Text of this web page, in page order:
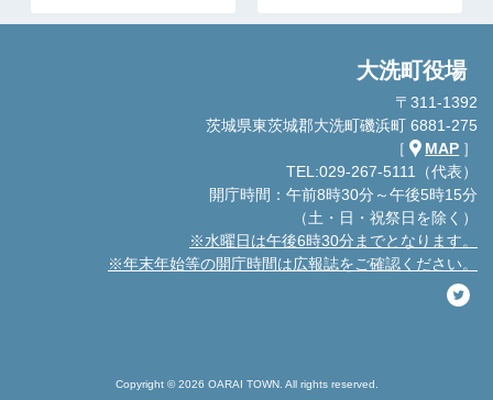
大洗町役場
〒311-1392
茨城県東茨城郡大洗町磯浜町 6881-275
［
MAP ］
TEL:029-267-5111（代表）
開庁時間：午前8時30分～午後5時15分
（土・日・祝祭日を除く）
※水曜日は午後6時30分までとなります。
※年末年始等の開庁時間は広報誌をご確認ください。
Copyright © 2026 OARAI TOWN. All rights reserved.